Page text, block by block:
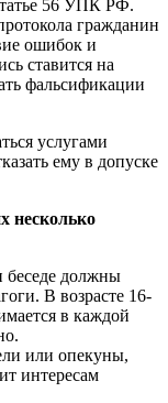
56 УПК РФ.
гражданин
ошибок и
ставится на
фальсификации
услугами
ему в допуске
несколько
беседе должны
В возрасте 16-
в каждой
или опекуны,
интересам